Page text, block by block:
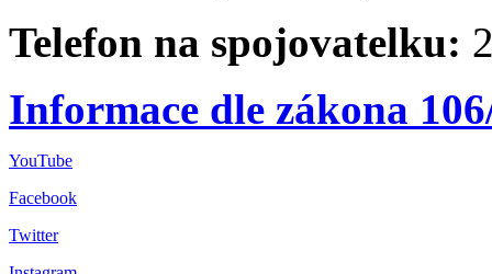
Telefon na spojovatelku:
Informace dle zákona
YouTube
Facebook
Twitter